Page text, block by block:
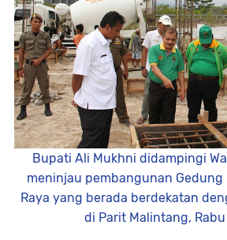
Bupati Ali Mukhni didampingi
meninjau pembangunan Gedung
Raya yang berada berdekatan
di Parit Malintang, Rabu